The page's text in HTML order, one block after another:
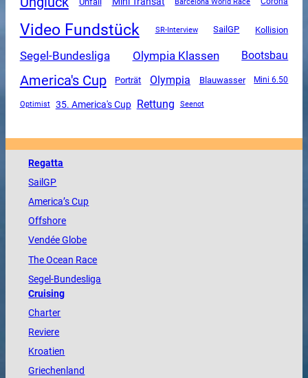
Video Fundstück SR-Interview SailGP Kollision
Segel-Bundesliga Olympia Klassen Bootsbau
America's Cup Porträt Olympia Blauwasser Mini 6.50
Optimist 35. America's Cup Rettung Seenot
Regatta
SailGP
America’s Cup
Offshore
VendéeGlobe
TheOcean Race
Segel-Bundesliga
Cruising
Charter
Reviere
Kroatien
Griechenland